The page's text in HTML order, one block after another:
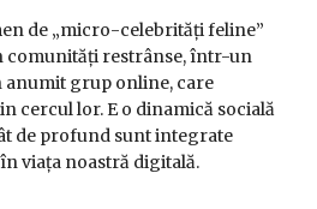
de „micro-celebrități feline”
comunități restrânse, într-un
grup online, care
cercul lor. E o dinamică socială
de profund sunt integrate
viața noastră digitală.